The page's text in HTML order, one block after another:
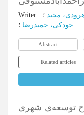
Writer : مجید
جودکی، حمیدرضا ؛
Abstract
Related articles
توسعه‌ی شهری